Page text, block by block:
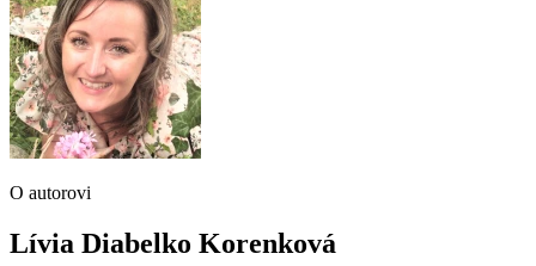
O autorovi
Lívia Diabelko Korenková